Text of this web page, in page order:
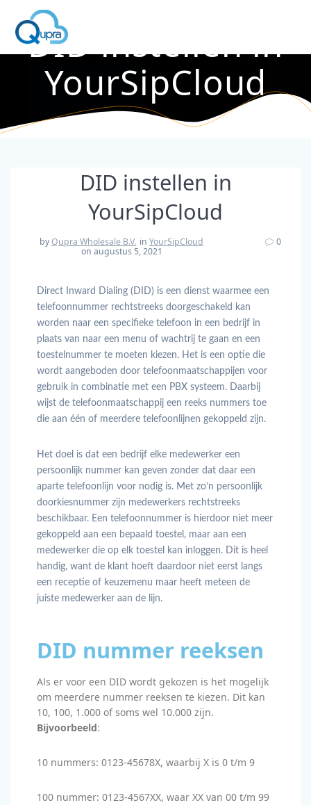
DID instellen in
YourSipCloud
DID instellen in
YourSipCloud
byQupra Wholesale B.V. in YourSipCloud
on augustus 5, 2021
0
Direct Inward Dialing (DID) is een dienst waarmee een
telefoonnummer rechtstreeks doorgeschakeld kan
worden naar een specifieke telefoon in een bedrijf in
plaats van naar een menu of wachtrij te gaan en een
toestelnummer te moeten kiezen. Het is een optie die
wordt aangeboden door telefoonmaatschappijen voor
gebruik in combinatie met een PBX systeem. Daarbij
wijst de telefoonmaatschappij een reeks nummers toe
die aan één of meerdere telefoonlijnen gekoppeld zijn.
Het doel is dat een bedrijf elke medewerker een
persoonlijk nummer kan geven zonder dat daar een
aparte telefoonlijn voor nodig is. Met zo’n persoonlijk
doorkiesnummer zijn medewerkers rechtstreeks
beschikbaar. Een telefoonnummer is hierdoor niet meer
gekoppeld aan een bepaald toestel, maar aan een
medewerker die op elk toestel kan inloggen. Dit is heel
handig, want de klant hoeft daardoor niet eerst langs
een receptie of keuzemenu maar heeft meteen de
juiste medewerker aan de lijn.
DID nummer reeksen
Als er voor een DID wordt gekozen is het mogelijk
om meerdere nummer reeksen te kiezen. Dit kan
10, 100, 1.000 of soms wel 10.000 zijn.
Bijvoorbeeld:
10 nummers: 0123-45678X, waarbij X is 0 t/m 9
100 nummer: 0123-4567XX, waar XX van 00 t/m 99